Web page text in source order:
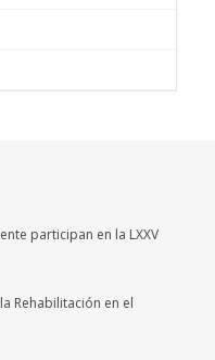
participan en la LXXV
Rehabilitación en el